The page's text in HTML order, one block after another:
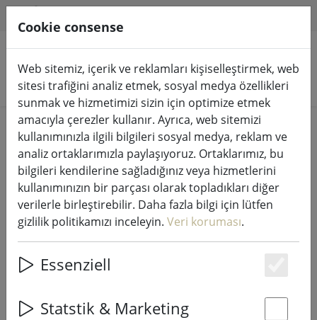
Ürünleri arayın
Home Peri ışıkları & aydınlatma Peri ışıkları
Lumineo Durawise LED peri ışıkları
Basic Twinkle 192 LED sıcak beyaz
dış mekan 14,3 m pille çalışan
siyah
Cookie consense
Web sitemiz, içerik ve reklamları kişiselleştirmek, web
sitesi trafiğini analiz etmek, sosyal medya özellikleri
sunmak ve hizmetimizi sizin için optimize etmek
amacıyla çerezler kullanır. Ayrıca, web sitemizi
kullanımınızla ilgili bilgileri sosyal medya, reklam ve
analiz ortaklarımızla paylaşıyoruz. Ortaklarımız, bu
bilgileri kendilerine sağladığınız veya hizmetlerini
kullanımınızın bir parçası olarak topladıkları diğer
verilerle birleştirebilir. Daha fazla bilgi için lütfen
gizlilik politikamızı inceleyin. Veri koruması.
Essenziell
Statstik & Marketing